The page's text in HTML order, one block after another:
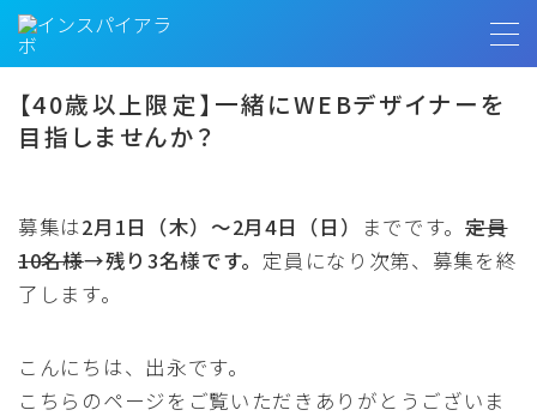
プロフィール
お客様の声
インスパイアラボ
【40歳以上限定】一緒にWEBデザイナーを
目指しませんか？
募集は2月1日（木）〜2月4日（日） までです。定員
10名様→残り3名様です。 定員になり次第、募集を終
了します。
こんにちは、出永です。
こちらのページをご覧いただきありがとうございま